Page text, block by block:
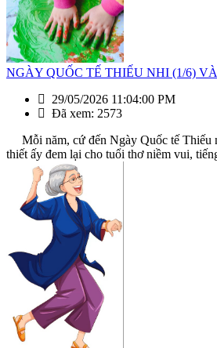
NGÀY QUỐC TẾ THIẾU NHI (1/6)
29/05/2026 11:04:00 PM
Đã xem: 2573
Mỗi năm, cứ đến Ngày Quốc tế Thiếu
thiết ấy đem lại cho tuổi thơ niềm vui,